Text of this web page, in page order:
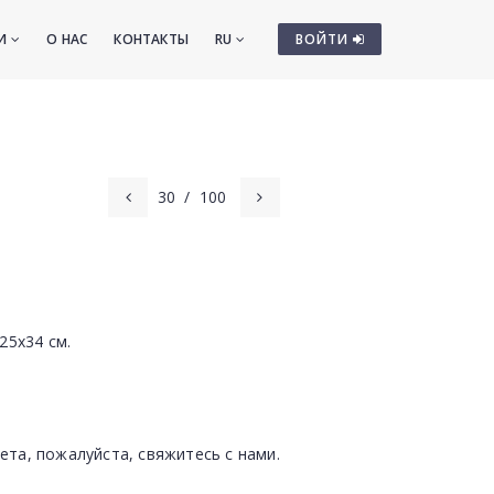
ВОЙТИ
О НАС КОНТАКТЫ RU
30 / 100
см.
пожалуйста, свяжитесь с нами.